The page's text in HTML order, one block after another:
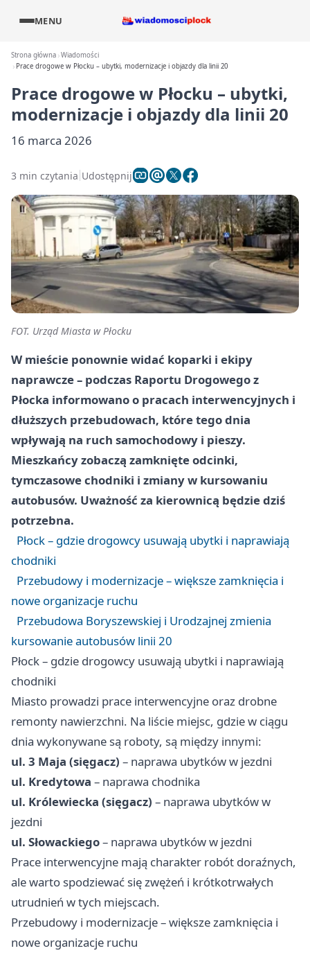
MENU
Strona główna Wiadomości
Prace drogowe w Płocku – ubytki, modernizacje i objazdy dla linii 20
Prace drogowe w Płocku – ubytki,
modernizacje i objazdy dla linii 20
16 marca 2026
3 min czytania Udostępnij
FOT. Urząd Miasta w Płocku
W mieście ponownie widać koparki i ekipy
naprawcze – podczas Raportu Drogowego z
Płocka informowano o pracach interwencyjnych i
dłuższych przebudowach, które tego dnia
wpływają na ruch samochodowy i pieszy.
Mieszkańcy zobaczą zamknięte odcinki,
tymczasowe chodniki i zmiany w kursowaniu
autobusów. Uważność za kierownicą będzie dziś
potrzebna.
Płock – gdzie drogowcy usuwają ubytki i naprawiają
chodniki
Przebudowy i modernizacje – większe zamknięcia i
nowe organizacje ruchu
Przebudowa Boryszewskiej i Urodzajnej zmienia
kursowanie autobusów linii 20
Płock – gdzie drogowcy usuwają ubytki i naprawiają
chodniki
Miasto prowadzi prace interwencyjne oraz drobne
remonty nawierzchni. Na liście miejsc, gdzie w ciągu
dnia wykonywane są roboty, są między innymi:
ul. 3 Maja (sięgacz) – naprawa ubytków w jezdni
ul. Kredytowa – naprawa chodnika
ul. Królewiecka (sięgacz) – naprawa ubytków w
jezdni
ul. Słowackiego– naprawa ubytków w jezdni
Prace interwencyjne mają charakter robót doraźnych,
ale warto spodziewać się zwężeń i krótkotrwałych
utrudnień w tych miejscach.
Przebudowy i modernizacje – większe zamknięcia i
nowe organizacje ruchu